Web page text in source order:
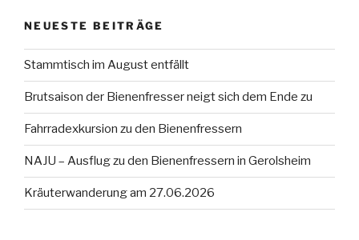
NEUESTE BEITRÄGE
Stammtisch im August entfällt
Brutsaison der Bienenfresser neigt sich dem Ende zu
Fahrradexkursion zu den Bienenfressern
NAJU – Ausflug zu den Bienenfressern in Gerolsheim
Kräuterwanderung am 27.06.2026